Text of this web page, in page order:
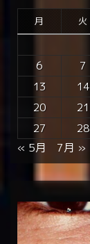
月 火
6
7
13
14
20
21
27
28
« 5月 7月 »